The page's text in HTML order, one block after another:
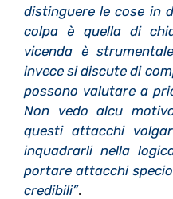
distinguere le cose in
colpa è quella di
vicenda è
invece si discute di
possono valutare a
Non vedo alcu
questi attacchi
inquadrarli nella
portare attacchi
credibili”.